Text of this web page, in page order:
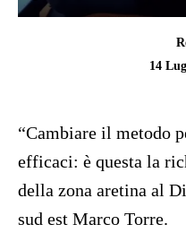
14
“Cambiare il metodo
efficaci: è questa la
della zona aretina al
sud est Marco Torre.